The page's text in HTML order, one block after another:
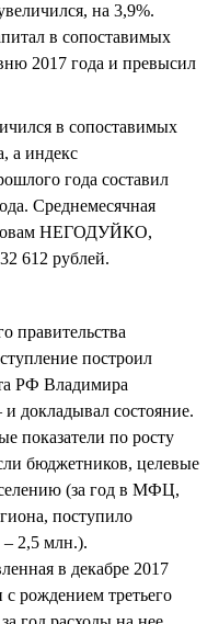
на 3,9%.
в сопоставимых
2017 года и превысил
в сопоставимых
а индекс
года составил
Среднемесячная
НЕГОДУЙКО,
612 рублей.
правительства
построил
РФ Владимира
докладывал состояние.
показатели по росту
бюджетников, целевые
(за год в МФЦ,
поступило
– 2,5 млн.).
в декабре 2017
с рождением третьего